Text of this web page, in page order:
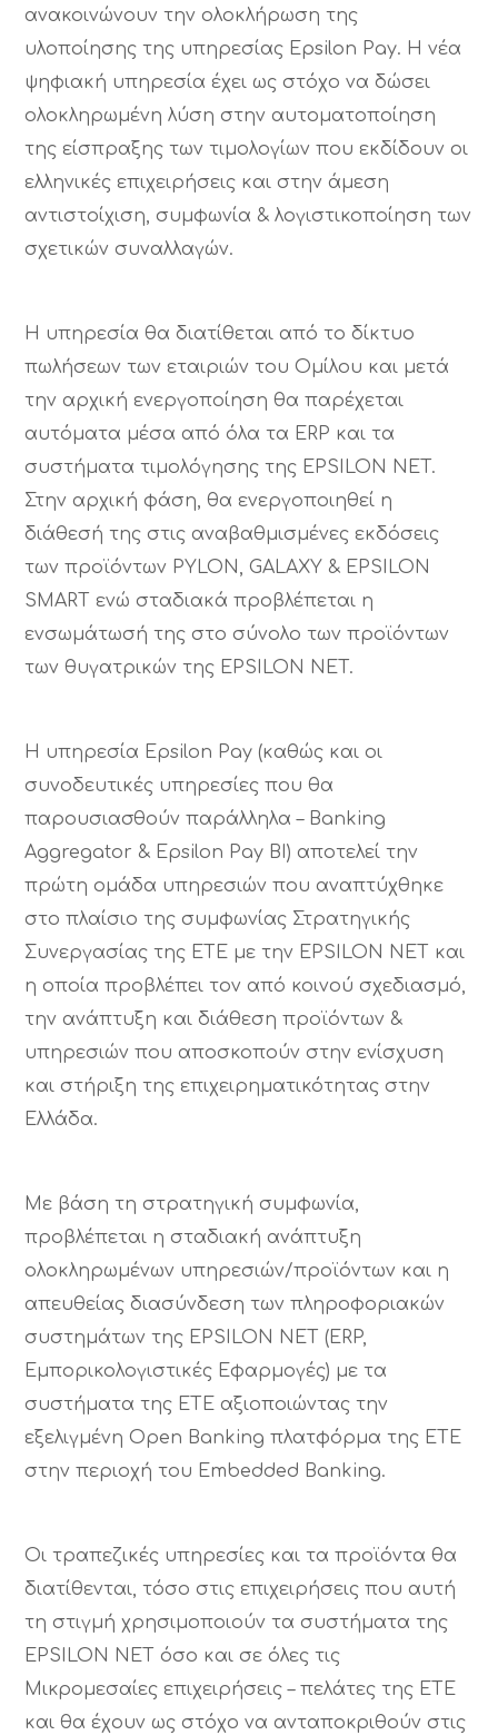
ανακοινώνουν την ολοκλήρωση της
υλοποίησης της υπηρεσίας Epsilon Pay. Η νέα
ψηφιακή υπηρεσία έχει ως στόχο να δώσει
ολοκληρωμένη λύση στην αυτοματοποίηση
της είσπραξης των τιμολογίων που εκδίδουν οι
ελληνικές επιχειρήσεις και στην άμεση
αντιστοίχιση, συμφωνία & λογιστικοποίηση των
σχετικών συναλλαγών.
Η υπηρεσία θα διατίθεται από το δίκτυο
πωλήσεων των εταιριών του Ομίλου και μετά
την αρχική ενεργοποίηση θα παρέχεται
αυτόματα μέσα από όλα τα ERP και τα
συστήματα τιμολόγησης της ΕPSILON NET.
Στην αρχική φάση, θα ενεργοποιηθεί η
διάθεσή της στις αναβαθμισμένες εκδόσεις
των προϊόντων PYLON, GALAXY & EPSILON
SMART ενώ σταδιακά προβλέπεται η
ενσωμάτωσή της στο σύνολο των προϊόντων
των θυγατρικών της ΕPSILON NET.
Η υπηρεσία Epsilon Pay (καθώς και οι
συνοδευτικές υπηρεσίες που θα
παρουσιασθούν παράλληλα – Banking
Aggregator & Epsilon Pay ΒΙ) αποτελεί την
πρώτη ομάδα υπηρεσιών που αναπτύχθηκε
στο πλαίσιο της συμφωνίας Στρατηγικής
Συνεργασίας της ΕΤΕ με την EPSILON NET και
η οποία προβλέπει τον από κοινού σχεδιασμό,
την ανάπτυξη και διάθεση προϊόντων &
υπηρεσιών που αποσκοπούν στην ενίσχυση
και στήριξη της επιχειρηματικότητας στην
Ελλάδα.
Με βάση τη στρατηγική συμφωνία,
προβλέπεται η σταδιακή ανάπτυξη
ολοκληρωμένων υπηρεσιών/προϊόντων και η
απευθείας διασύνδεση των πληροφοριακών
συστημάτων της EPSILON ΝΕΤ (ERP,
Εμπορικολογιστικές Εφαρμογές) με τα
συστήματα της ΕΤΕ αξιοποιώντας την
εξελιγμένη Open Banking πλατφόρμα της ΕΤΕ
στην περιοχή του Embedded Banking.
Οι τραπεζικές υπηρεσίες και τα προϊόντα θα
διατίθενται, τόσο στις επιχειρήσεις που αυτή
τη στιγμή χρησιμοποιούν τα συστήματα της
EPSILON ΝΕΤ όσο και σε όλες τις
Μικρομεσαίες επιχειρήσεις – πελάτες της ΕΤΕ
και θα έχουν ως στόχο να ανταποκριθούν στις